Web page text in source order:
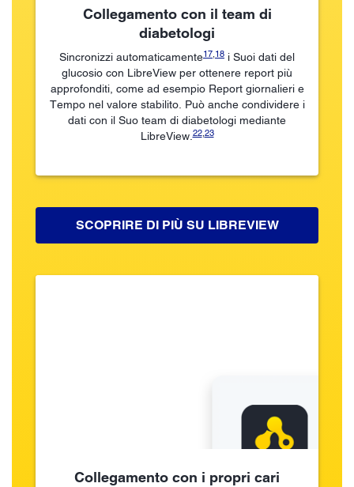
Collegamento con il team di
diabetologi
Sincronizzi automaticamente17,18 i Suoi dati del
glucosio con LibreView per ottenere report più
approfonditi, come ad esempio Report giornalieri e
Tempo nel valore stabilito. Può anche condividere i
dati con il Suo team di diabetologi mediante
LibreView.22,23
SCOPRIRE DI PIÙ SU LIBREVIEW
Collegamento con i propri cari